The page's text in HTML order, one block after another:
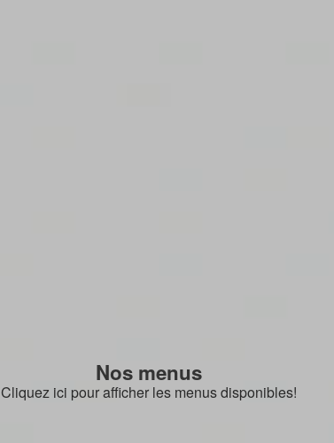
Nos menus
Cliquez ici pour afficher les menus disponibles!